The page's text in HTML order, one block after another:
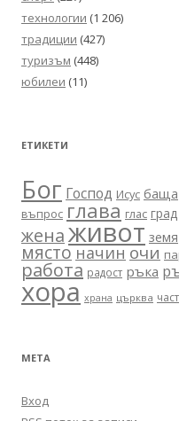
технологии (1 206)
традиции (427)
туризъм (448)
юбилеи (11)
ЕТИКЕТИ
Бог Господ Исус баща
въпрос глава глас град
женаживот земя
мястоначиночи
работа радост ръка
хора храна църква част
МЕТА
Вход